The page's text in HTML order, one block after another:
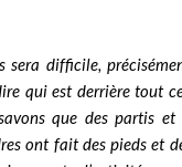
sera difficile,
qui est derrière tout
que des partis et
ont fait des pieds et